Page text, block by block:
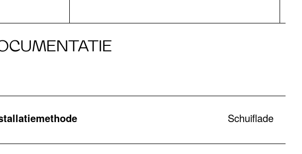
Schuiflade